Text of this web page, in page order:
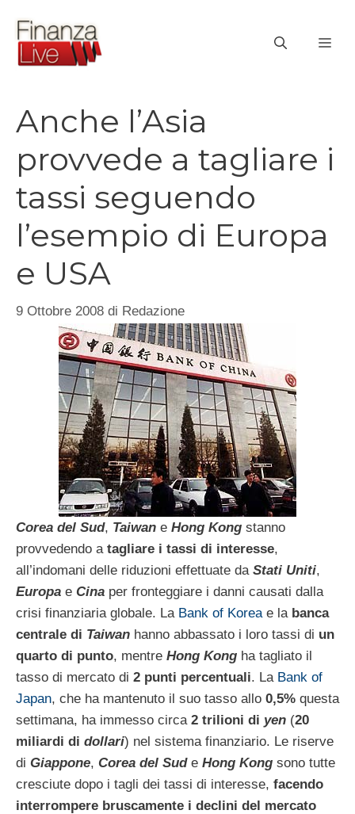
contenuto
Anche l’Asia
provvede a tagliare i
tassi seguendo
l’esempio di Europa
e USA
9 Ottobre 2008 di Redazione
Corea del Sud, Taiwan e Hong Kong stanno
provvedendo a tagliare i tassi di interesse,
all’indomani delle riduzioni effettuate daStati Uniti,
Europa e Cina per fronteggiare i danni causati dalla
crisi finanziaria globale. LaBank of Koreae la banca
centrale di Taiwan hanno abbassato i loro tassi di un
quarto di punto, mentre Hong Kong ha tagliato il
tasso di mercato di 2 punti percentuali. La Bank of
Japan, che ha mantenuto il suo tasso allo 0,5% questa
settimana, ha immesso circa2 trilioni di yen (20
miliardi di dollari) nel sistema finanziario. Le riserve
di Giappone, Corea del Sud e Hong Kong sono tutte
cresciute dopo i tagli dei tassi di interesse, facendo
interrompere bruscamente i declini del mercato